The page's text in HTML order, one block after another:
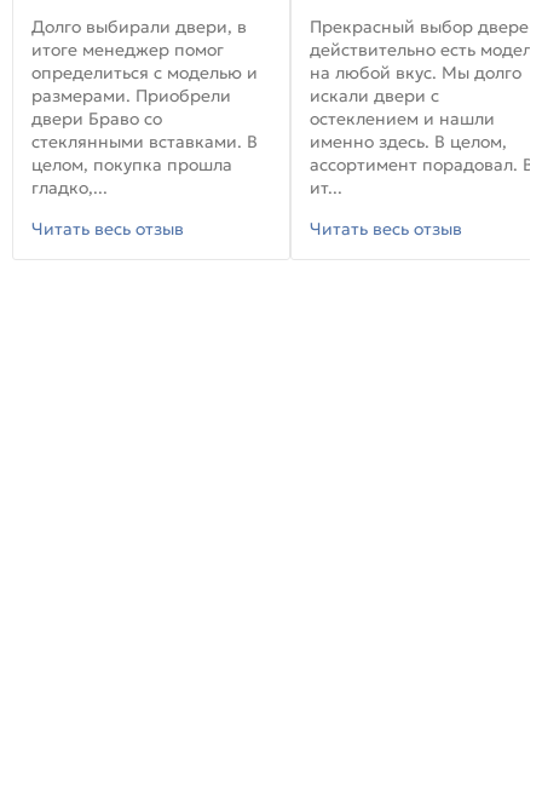
Долго выбирали двери, в
итоге менеджер помог
определиться с моделью и
размерами. Приобрели
двери Браво со
стеклянными вставками. В
целом, покупка прошла
гладко,...
Читать весь отзыв
Прекрасный выбор
действительно есть модели
на любой вкус. Мы долго
искали двери с
остеклением и нашли
именно здесь. В целом,
ассортимент порадовал. В
ит...
Читать весь отзыв